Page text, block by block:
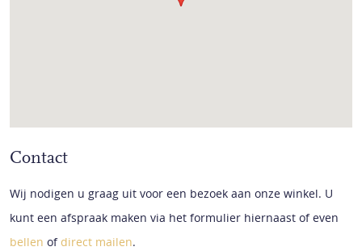
Contact
Wij nodigen u graag uit voor een bezoek aan onze winkel. U
kunt een afspraak maken via het formulier hiernaast of even
bellen ofdirect mailen.